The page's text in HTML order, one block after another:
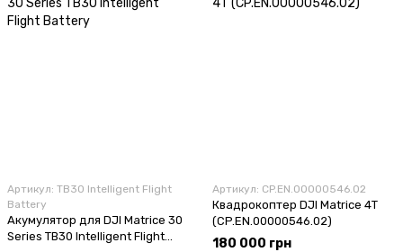
Артикул: TB30 Intelligent Flight
Battery
Акумулятор для DJI Matrice 30
Series TB30 Intelligent Flight
Артикул: CP.EN.00000546.02
Квадрокоптер DJI Matrice 4T
(CP.EN.00000546.02)
180 000 грн